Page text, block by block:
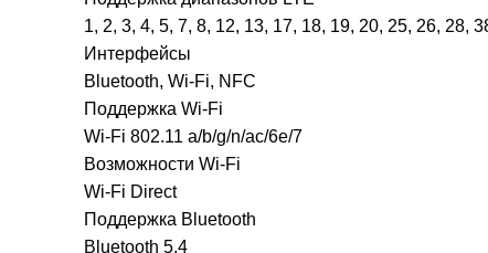
1, 2, 3, 4, 5, 7, 8, 12, 13, 17, 18, 19, 20, 25, 26, 28,
Интерфейсы
Bluetooth, Wi-Fi, NFC
Поддержка Wi-Fi
Wi-Fi 802.11 a/b/g/n/ac/6e/7
Возможности Wi-Fi
Wi-Fi Direct
Поддержка Bluetooth
Bluetooth 5.4